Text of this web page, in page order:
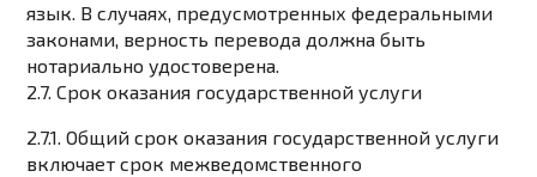
язык. В случаях, предусмотренных федеральными
законами, верность перевода должна быть
нотариально удостоверена.
2.7. Срок оказания государственной услуги
2.7.1. Общий срок оказания государственной услуги
включает срок межведомственного